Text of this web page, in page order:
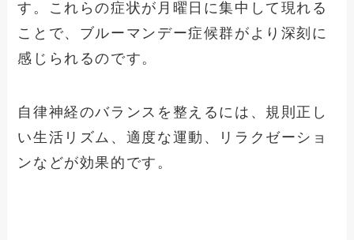
す。これらの症状が月曜日に集中して現れる
ことで、ブルーマンデー症候群がより深刻に
感じられるのです。
自律神経のバランスを整えるには、規則正し
い生活リズム、適度な運動、リラクゼーショ
ンなどが効果的です。